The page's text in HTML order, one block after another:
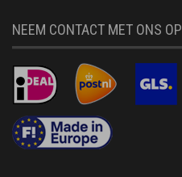
NEEM CONTACT MET ONS OP